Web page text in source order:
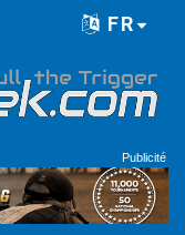
FR
Publicité